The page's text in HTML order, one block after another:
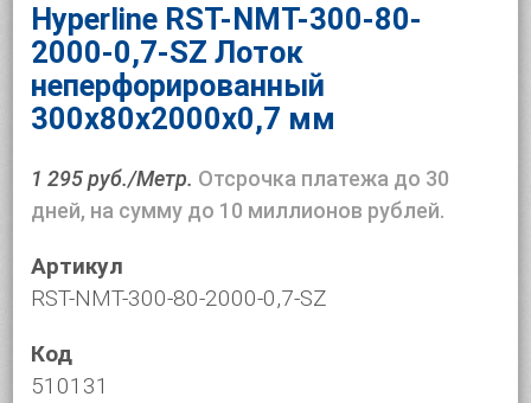
Hyperline RST-NMT-300-80-
2000-0,7-SZ Лоток
неперфорированный
300x80x2000x0,7 мм
1 295 руб./Метр. Отсрочка платежа до 30
дней, на сумму до 10 миллионов рублей.
Артикул
RST-NMT-300-80-2000-0,7-SZ
Код
510131